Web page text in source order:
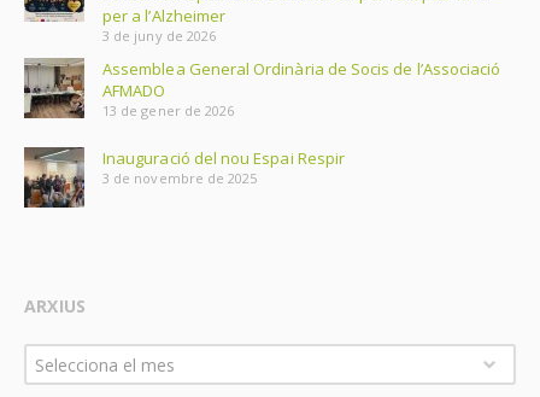
per a l’Alzheimer
3 de juny de 2026
Assemblea General Ordinària de Socis de l’Associació
AFMADO
13 de gener de 2026
Inauguració del nou Espai Respir
3 de novembre de 2025
ARXIUS
Arxius
Selecciona el mes